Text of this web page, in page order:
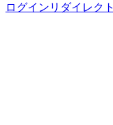
ログインリダイレクト